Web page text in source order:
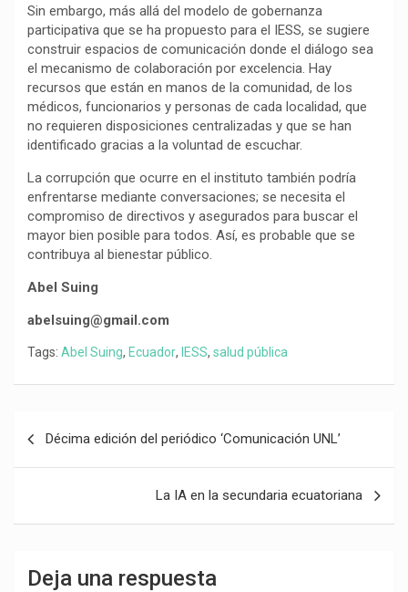
Sin embargo, más allá del modelo de gobernanza
participativa que se ha propuesto para el IESS, se sugiere
construir espacios de comunicación donde el diálogo sea
el mecanismo de colaboración por excelencia. Hay
recursos que están en manos de la comunidad, de los
médicos, funcionarios y personas de cada localidad, que
no requieren disposiciones centralizadas y que se han
identificado gracias a la voluntad de escuchar.
La corrupción que ocurre en el instituto también podría
enfrentarse mediante conversaciones; se necesita el
compromiso de directivos y asegurados para buscar el
mayor bien posible para todos. Así, es probable que se
contribuya al bienestar público.
Abel Suing
abelsuing@gmail.com
Tags: Abel Suing, Ecuador, IESS, salud pública
Décima edición del periódico ‘Comunicación UNL’
La IA en la secundaria ecuatoriana
Deja una respuesta